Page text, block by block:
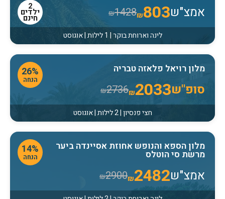
14%
הנחה
מלון הספא והנופש אחוזת אסיינדה ביער
מרשת סי הוטלס
אמצ"ש ₪2482
₪2900
2
ילדים
חינם אמצ"ש ₪803
₪1428
לינה וארוחת בוקר | 1 לילות | אוגוסט
26%
הנחה
מלון רויאל פלאזה טבריה
סופ"ש ₪2033
₪2736
חצי פנסיון | 2 לילות | אוגוסט